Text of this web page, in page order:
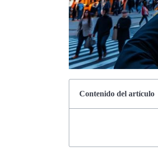
Contenido del artículo